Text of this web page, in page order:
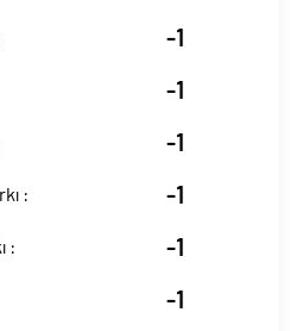
-1
-1
-1
: -1
: -1
-1